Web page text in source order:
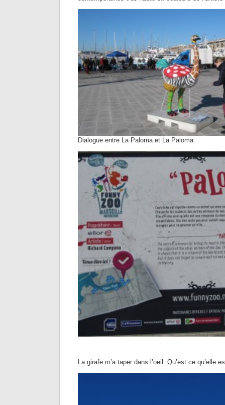
Dialogue entre La Paloma et La Paloma.
La girafe m’a taper dans l’oeil. Qu’est ce qu’elle